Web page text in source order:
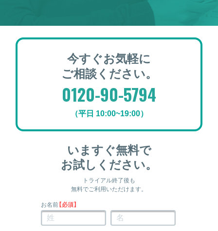
今すぐお気軽に
ご相談ください。
0120-90-5794
（平日 10:00~19:00）
いますぐ無料で
お試しください。
トライアル終了後も
無料でご利用いただけます。
お名前【必須】